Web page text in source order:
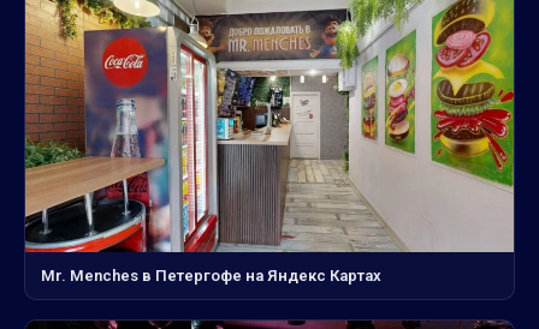
Mr. Menches в Петергофе на Яндекс Картах